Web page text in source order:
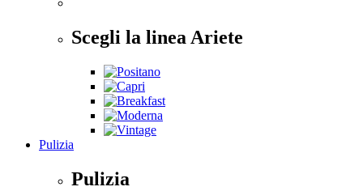
Scegli la linea Ariete
Pulizia
Pulizia